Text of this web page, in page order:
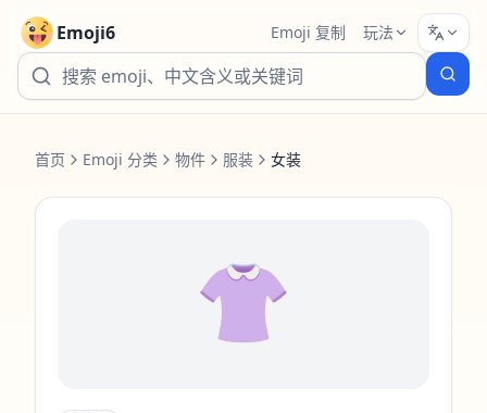
Emoji6 Emoji 复制 玩法
首页 Emoji 分类 物件 服装 女装
👚